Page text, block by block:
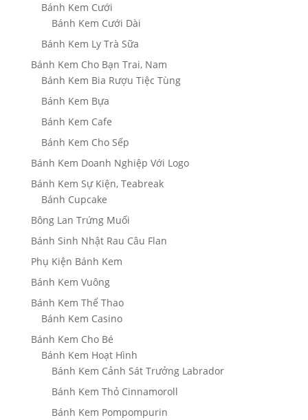
Bánh Kem Cưới
Bánh Kem Cưới Dài
Bánh Kem Ly Trà Sữa
Bánh Kem Cho Bạn Trai, Nam
Bánh Kem Bia Rượu Tiệc Tùng
Bánh Kem Bựa
Bánh Kem Cafe
Bánh Kem Cho Sếp
Bánh Kem Doanh Nghiệp Với Logo
Bánh Kem Sự Kiện, Teabreak
Bánh Cupcake
Bông Lan Trứng Muối
Bánh Sinh Nhật Rau Câu Flan
Phụ Kiện Bánh Kem
Bánh Kem Vuông
Bánh Kem Thể Thao
Bánh Kem Casino
Bánh Kem Cho Bé
Bánh Kem Hoạt Hình
Bánh Kem Cảnh Sát Trưởng Labrador
Bánh Kem Thỏ Cinnamoroll
Bánh Kem Pompompurin